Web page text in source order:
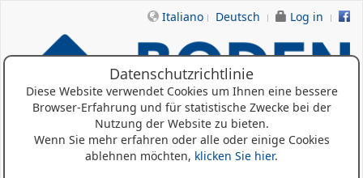
Datenschutzrichtlinie
Diese Website verwendet Cookies um Ihnen eine bessere
Browser-Erfahrung und für statistische Zwecke bei der
Nutzung der Website zu bieten.
Wenn Sie mehr erfahren oder alle oder einige Cookies
ablehnen möchten, klicken Sie hier.
Italiano Deutsch Log in